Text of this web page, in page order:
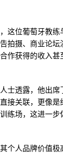
这位葡萄牙教练
拍摄、商业论坛
作获得的收入甚
士透露，他出席
接关联，更像是
练场，这进一步
个人品牌价值极